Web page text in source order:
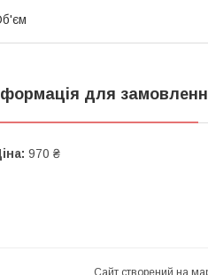
для
970 ₴
Сайт створений на